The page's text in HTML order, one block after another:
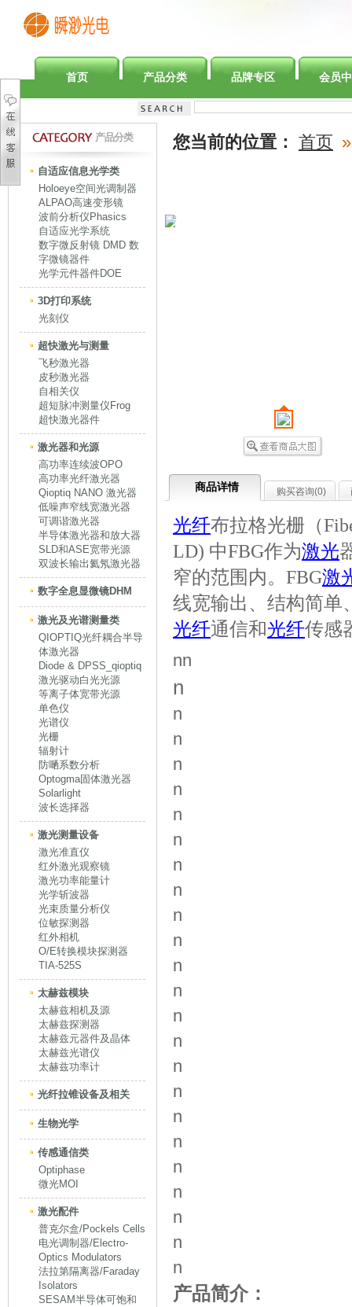
首页 产品分类 品牌专区 会员
产品分类
自适应信息光学类
Holoeye空间光调制器
ALPAO高速变形镜
波前分析仪Phasics
自适应光学系统
数字微反射镜 DMD 数
字微镜器件
光学元件器件DOE
3D打印系统
光刻仪
超快激光与测量
飞秒激光器
皮秒激光器
自相关仪
超短脉冲测量仪Frog
超快激光器件
激光器和光源
高功率连续波OPO
高功率光纤激光器
Qioptiq NANO 激光器
低噪声窄线宽激光器
可调谐激光器
半导体激光器和放大器
SLD和ASE宽带光源
双波长输出氦氖激光器
数字全息显微镜DHM
激光及光谱测量类
QIOPTIQ光纤耦合半导
体激光器
Diode & DPSS_qioptiq
激光驱动白光光源
等离子体宽带光源
单色仪
光谱仪
光栅
辐射计
防嗮系数分析
Optogma固体激光器
Solarlight
波长选择器
激光测量设备
激光准直仪
红外激光观察镜
激光功率能量计
光学斩波器
光束质量分析仪
位敏探测器
红外相机
O/E转换模块探测器
TIA-525S
太赫兹模块
太赫兹相机及源
太赫兹探测器
太赫兹元器件及晶体
太赫兹光谱仪
太赫兹功率计
光纤拉锥设备及相关
生物光学
传感通信类
Optiphase
微光MOI
激光配件
普克尔盒/Pockels Cells
电光调制器/Electro-
Optics Modulators
法拉第隔离器/Faraday
Isolators
SESAM半导体可饱和
您当前的位置： 首页 »
商品详情 购买咨询(0)
光纤布拉格光栅（
LD) 中FBG作为激光
窄的范围内。FBG激
线宽输出、结构简单
光纤通信和光纤传感
nn
n
n
n
n
n
n
n
n
n
n
n
n
n
n
n
n
n
n
n
n
n
n
n
n
产品简介：